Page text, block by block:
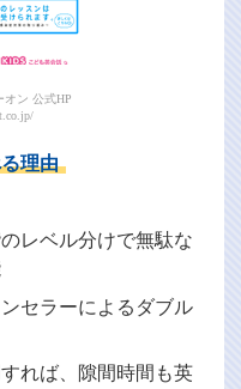
オン 公式HP
理由
レベル分けで無駄な
セラーによるダブル
れば、隙間時間も英